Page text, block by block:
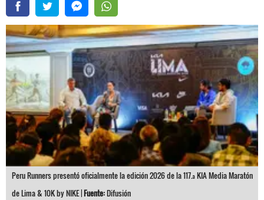
Peru Runners presentó oficialmente la edición 2026 de la 117.ª KIA Media Maratón
de Lima & 10K by NIKE |Fuente:Difusión